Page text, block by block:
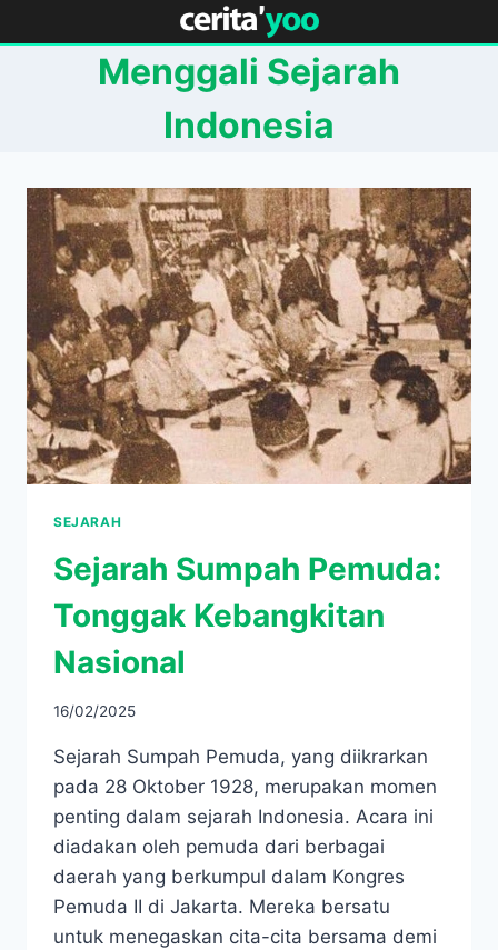
to
Menggali Sejarah
Indonesia
SEJARAH
Sejarah Sumpah Pemuda:
Tonggak Kebangkitan
Nasional
16/02/2025
Sejarah Sumpah Pemuda, yang diikrarkan
pada 28 Oktober 1928, merupakan momen
penting dalam sejarah Indonesia. Acara ini
diadakan oleh pemuda dari berbagai
daerah yang berkumpul dalam Kongres
Pemuda II di Jakarta. Mereka bersatu
untuk menegaskan cita-cita bersama demi